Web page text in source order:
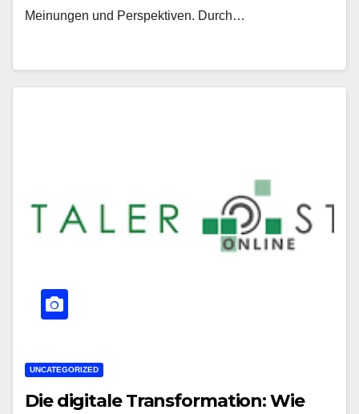
Meinungen und Perspektiven. Durch…
UNCATEGORIZED
Die digitale Transformation: Wie